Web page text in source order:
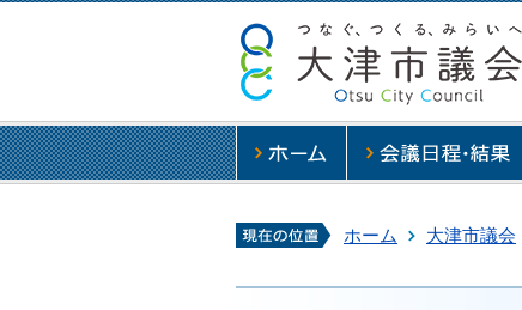
現在の位置 ホーム 大津市議会